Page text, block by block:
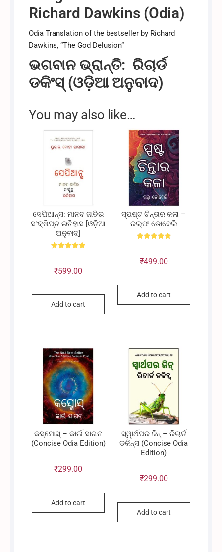
Richard Dawkins (Odia)
Odia Translation of the bestseller by Richard
Dawkins, “The God Delusion”
ଭଗବାନ ଭ୍ରାନ୍ତି: ରିଚାର୍ଡ
ଡକିଂସ୍ (ଓଡ଼ିଆ ଅନୁବାଦ)
You may also like…
ସେପିଆନ୍ସ: ମାନବ ଜାତିର
ସଂକ୍ଷିପ୍ତ ଇତିହାସ [ଓଡ଼ିଆ
ଅନୁବାଦ]
out of 5
₹599.00
Add to cart
ସ୍ପଷ୍ଟ ଚିନ୍ତାର କଳା –
ରଲ୍ଫ ଡୋବେଲି
out of 5
₹499.00
Add to cart
କସ୍ମୋସ୍ – କାର୍ଲ ସାଗନ
(Concise Odia Edition)
₹299.00
Add to cart
ସ୍ୱାର୍ଥପର ଜିନ୍ – ରିଚାର୍ଡ
ଡକିନ୍ସ (Concise Odia
Edition)
₹299.00
Add to cart